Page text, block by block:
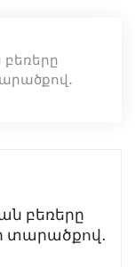
բեռերը
բեռերը
տարածքով․